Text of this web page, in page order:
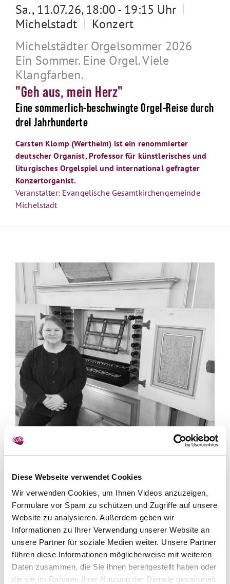
Diese Webseite verwendet Cookies
Wir verwenden Cookies, um Ihnen Videos anzuzeigen,
Formulare vor Spam zu schützen und Zugriffe auf unsere
Website zu analysieren. Außerdem geben wir
Informationen zu Ihrer Verwendung unserer Website an
unsere Partner für soziale Medien weiter. Unsere Partner
führen diese Informationen möglicherweise mit weiteren
Daten zusammen, die Sie ihnen bereitgestellt haben oder
die sie im Rahmen Ihrer Nutzung der Dienste gesammelt
Sa., 11.07.26, 18:00 - 19:15 Uhr |
Michelstadt | Konzert
Michelstädter Orgelsommer 2026
Ein Sommer. Eine Orgel. Viele
Klangfarben.
"Geh aus, mein Herz"
Eine sommerlich-beschwingte Orgel-Reise durch
drei Jahrhunderte
Carsten Klomp (Wertheim) ist ein renommierter
deutscher Organist, Professor für künstlerisches und
liturgisches Orgelspiel und international gefragter
Konzertorganist.
Veranstalter: Evangelische Gesamtkirchengemeinde
Michelstadt
Sa., 18.07.26, 18:00 - 19:15 Uhr
Michelstadt
|
Konzert
Michelstädter Orgelsommer 2026
Ein Sommer. Eine Orgel. Viele
Klangfarben.
„Vom Fundament getragen“
mit Werken von Bach, Stainer, Franck